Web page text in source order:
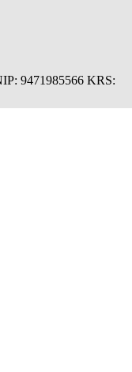
9471985566 KRS: